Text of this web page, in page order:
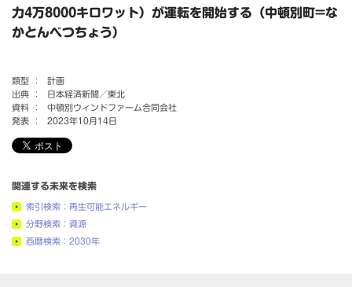
力4万8000キロワット）が運転を開始する（中頓別町=な
かとんべつちょう）
類型 ：
計画
出典 ：
日本経済新聞／東北
資料 ：
中頓別ウィンドファーム合同会社
発表 ：
2023年10月14日
関連する未来を検索
索引検索：再生可能エネルギー
分野検索：資源
西暦検索：2030年